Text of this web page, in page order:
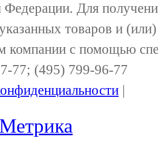
Федерации. Для
товаров и
компании с помощью
77; (495) 799-96-77
|